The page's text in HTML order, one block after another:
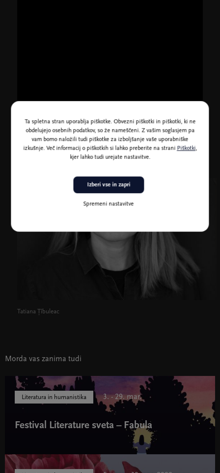
Tatiana Țîbuleac
Morda vas zanima tudi
Festival Literature sveta – Fabula " width="580" height="395">
Literatura in humanistika 3. - 29. mar.
Festival Literature sveta – Fabula
Ta spletna stran uporablja piškotke. Obvezni piškotki in piškotki, ki ne
obdelujejo osebnih podatkov, so že nameščeni. Z vašim soglasjem pa
vam bomo naložili tudi piškotke za izboljšanje vaše uporabniške
izkušnje. Več informacij o piškotkih si lahko preberite na strani Piškotki,
kjer lahko tudi urejate nastavitve.
Spremeni nastavitve
Izberi vse in zapri